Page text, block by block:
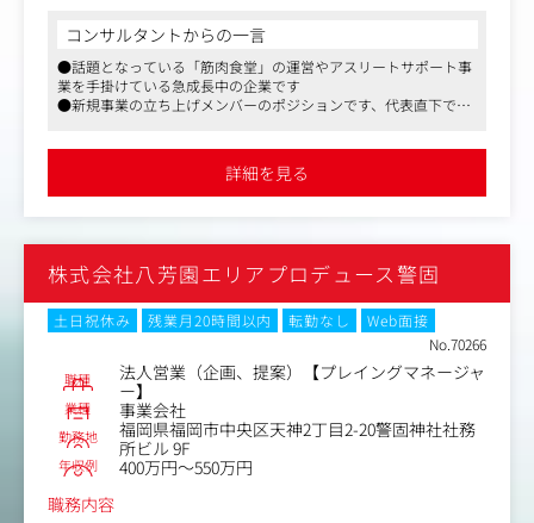
〈営業スタイル〉
新規事業のため、まずは市場調査、ターゲット探し、競合
分析なども既存社員と共に行っていただきます。
その後はリストに基づき、様々な手段を使い新規開拓営業
「筋肉食堂」というマスコミで多く取り上げられ、人気を
博したブランド力を使ったアプローチ等もございます。
コンサルタントからの一言
●話題となっている「筋肉食堂」の運営やアスリートサポート事
業を手掛けている急成長中の企業です
●新規事業の立ち上げメンバーのポジションです、代表直下での
ーザー第一という目線も持ちつつ、現在も積極的な事業展開を行
詳細を見る
株式会社八芳園エリアプロデュース警固
土日祝休み 残業月20時間以内 転勤なし
Web面接
No.70266
職種
法人営業（企画、提案）【プレイングマネージャ
ー】
業種 事業会社
勤務地
福岡県福岡市中央区天神2丁目2-20警固神社社務
所ビル 9F
年収例
400万円～550万円
職務内容